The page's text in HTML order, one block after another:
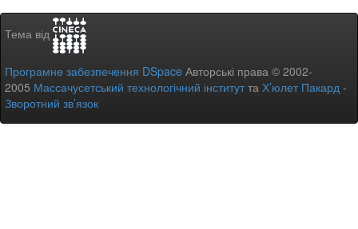
Тема від
Програмне забезпечення DSpace Авторські права © 2002-
2005 Массачусетський технологічний інститутта Х’юлет Пакард -
Зворотний зв’язок